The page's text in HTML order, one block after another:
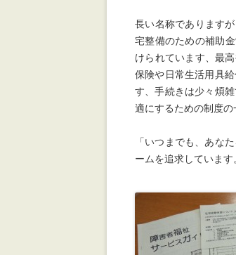
長い名称であります
宅整備のための補助
けられています、最
保険や日常生活用具
す、手続きは少々煩
適にするための制度の
「いつまでも、あな
ームを追求していま